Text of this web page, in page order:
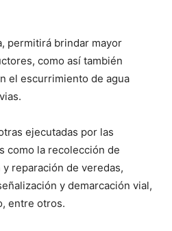
permitirá brindar mayor
como así también
el escurrimiento de agua
ejecutadas por las
como la recolección de
reparación de veredas,
y demarcación vial,
entre otros.